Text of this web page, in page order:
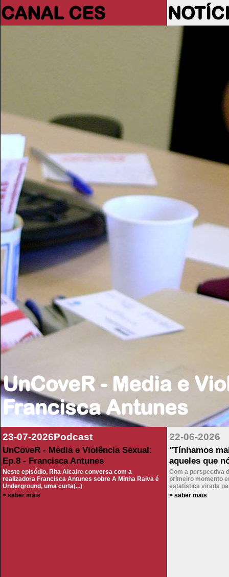
CANAL CES
UnCoveR - Media e
Francisca Antunes
23-07-2026Podcast
UnCoveR - Media e Violência Sexual:
Ep.8 - Francisca Antunes
Neste episódio, Rita Alcaire conversa com a
realizadora Francisca Antunes sobre A Minha Raiva é
Underground, uma curta(...)
> saber mais
22-06-
"Tínhamos
aqueles que
Com a perspectiva
primeiro momento
estatística virada
> saber mais